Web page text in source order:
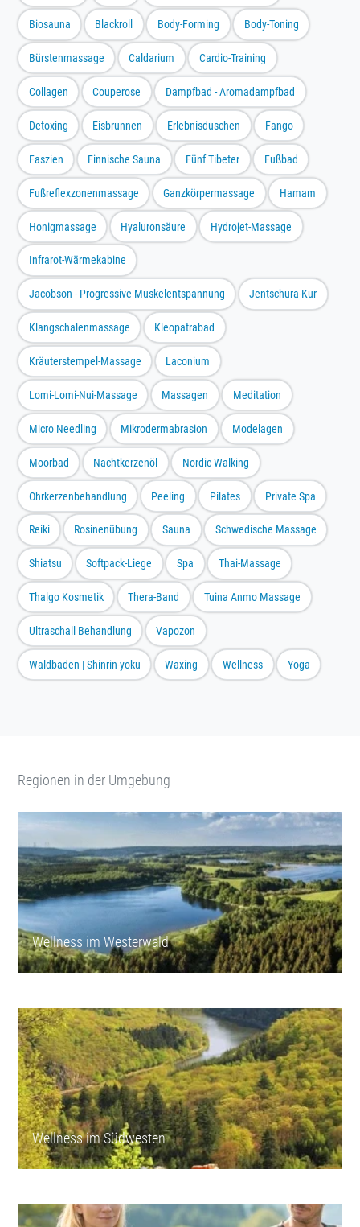
Biosauna Blackroll Body-Forming Body-Toning
Bürstenmassage Caldarium Cardio-Training
Collagen Couperose Dampfbad - Aromadampfbad
Detoxing Eisbrunnen Erlebnisduschen Fango
Faszien Finnische Sauna Fünf Tibeter Fußbad
Fußreflexzonenmassage Ganzkörpermassage Hamam
Honigmassage Hyaluronsäure Hydrojet-Massage
Infrarot-Wärmekabine
Jacobson - Progressive Muskelentspannung Jentschura-Kur
Klangschalenmassage Kleopatrabad
Kräuterstempel-Massage Laconium
Lomi-Lomi-Nui-Massage Massagen Meditation
Micro Needling Mikrodermabrasion Modelagen
Moorbad Nachtkerzenöl Nordic Walking
Ohrkerzenbehandlung Peeling Pilates Private Spa
Reiki Rosinenübung Sauna Schwedische Massage
Shiatsu Softpack-Liege Spa Thai-Massage
Thalgo Kosmetik Thera-Band Tuina Anmo Massage
Ultraschall Behandlung Vapozon
Waldbaden | Shinrin-yoku Waxing Wellness Yoga
Regionen in der Umgebung
Wellness im Westerwald
Wellness im Südwesten